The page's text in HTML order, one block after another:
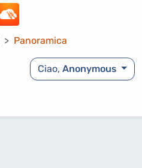
Panoramica
Ciao,Anonymous